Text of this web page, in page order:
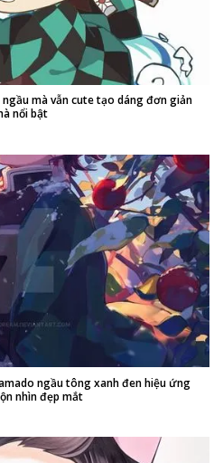
ngầu mà vẫn cute tạo dáng đơn giản
nổi bật
ngầu tông xanh đen hiệu ứng
nhìn đẹp mắt